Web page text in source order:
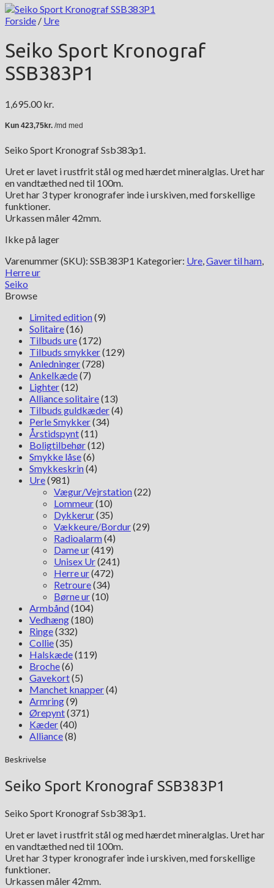
Forside / Ure
Seiko Sport Kronograf
SSB383P1
1,695.00 kr.
Seiko Sport Kronograf Ssb383p1.
Uret er lavet i rustfrit stål og med hærdet mineralglas. Uret har
en vandtæthed ned til 100m.
Uret har 3 typer kronografer inde i urskiven, med forskellige
funktioner.
Urkassen måler 42mm.
Ikke på lager
Varenummer (SKU): SSB383P1 Kategorier: Ure,Gaver til ham,
Herre ur
Seiko
Browse
Limited edition(9)
Solitaire(16)
Tilbuds ure(172)
Tilbuds smykker(129)
Anledninger(728)
Ankelkæde(7)
Lighter(12)
Alliance solitaire(13)
Tilbuds guldkæder(4)
Perle Smykker(34)
Årstidspynt(11)
Boligtilbehør(12)
Smykke låse(6)
Smykkeskrin(4)
Ure(981)
Vægur/Vejrstation(22)
Lommeur(10)
Dykkerur(35)
Vækkeure/Bordur(29)
Radioalarm(4)
Dame ur(419)
Unisex Ur(241)
Herre ur(472)
Retroure(34)
Børne ur(10)
Armbånd(104)
Vedhæng(180)
Ringe(332)
Collie(35)
Halskæde(119)
Broche(6)
Gavekort(5)
Manchet knapper(4)
Armring(9)
Ørepynt(371)
Kæder(40)
Alliance(8)
Beskrivelse
Seiko Sport Kronograf SSB383P1
Seiko Sport Kronograf Ssb383p1.
Uret er lavet i rustfrit stål og med hærdet mineralglas. Uret har
en vandtæthed ned til 100m.
Uret har 3 typer kronografer inde i urskiven, med forskellige
funktioner.
Urkassen måler 42mm.